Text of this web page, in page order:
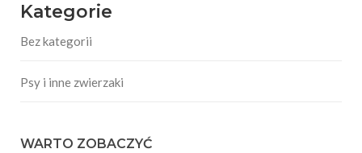
Kategorie
Bez kategorii
Psy i inne zwierzaki
WARTO ZOBACZYĆ